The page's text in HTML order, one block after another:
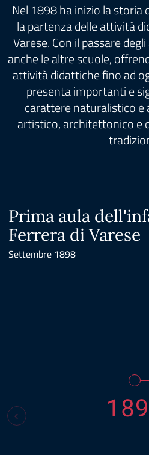
Nel 1898 ha inizio la
la partenza delle attività
Varese. Con il passare
anche le altre scuole,
attività didattiche fino ad
presenta importanti e
carattere naturalistico e
artistico, architettonico e
Prima aula
Ferrera di Varese
Settembre 1898